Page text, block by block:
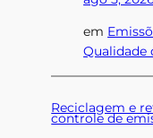
em
Qualidade
Reciclagem e
controle de